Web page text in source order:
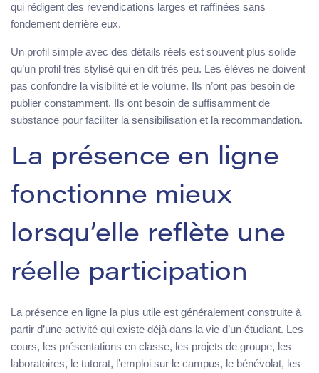
qui rédigent des revendications larges et raffinées sans
fondement derrière eux.
Un profil simple avec des détails réels est souvent plus solide
qu’un profil très stylisé qui en dit très peu. Les élèves ne doivent
pas confondre la visibilité et le volume. Ils n’ont pas besoin de
publier constamment. Ils ont besoin de suffisamment de
substance pour faciliter la sensibilisation et la recommandation.
La présence en ligne
fonctionne mieux
lorsqu’elle reflète une
réelle participation
La présence en ligne la plus utile est généralement construite à
partir d’une activité qui existe déjà dans la vie d’un étudiant. Les
cours, les présentations en classe, les projets de groupe, les
laboratoires, le tutorat, l’emploi sur le campus, le bénévolat, les